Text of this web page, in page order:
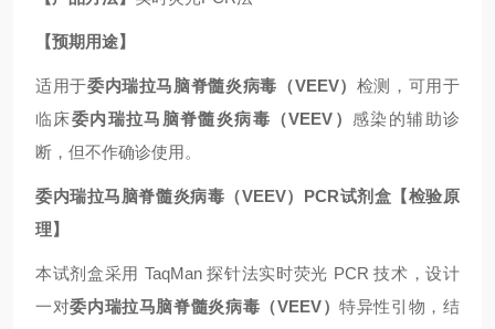
【预期用途】
适用于委内瑞拉马脑脊髓炎病毒（VEEV） 检测，可用于
临床委内瑞拉马脑脊髓炎病毒（VEEV ） 感染的辅助诊
断，但不作确诊使用。
委内瑞拉马脑脊髓炎病毒（VEEV） PCR试剂盒 【检验原
理】
本试剂盒采用 TaqMan 探针法实时荧光 PCR 技术，设计
一对委内瑞拉马脑脊髓炎病毒（VEEV）特异性引物，结